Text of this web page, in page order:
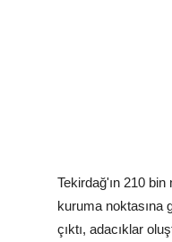
Tekirdağ'ın 210
kuruma noktasına
çıktı, adacıklar